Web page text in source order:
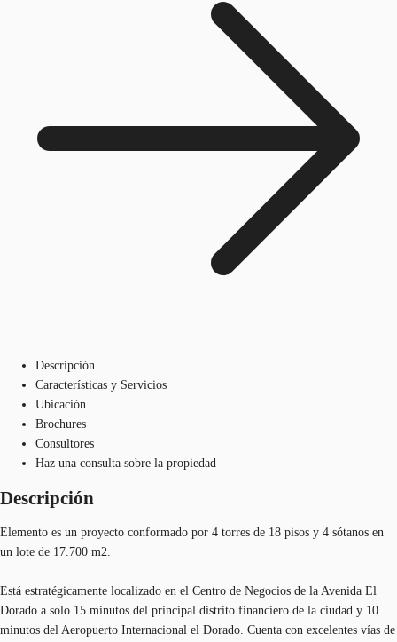
Descripción
Características y Servicios
Ubicación
Brochures
Consultores
Haz una consulta sobre la propiedad
Descripción
Elemento es un proyecto conformado por 4 torres de 18 pisos y 4 sótanos en
un lote de 17.700 m2.
Está estratégicamente localizado en el Centro de Negocios de la Avenida El
Dorado a solo 15 minutos del principal distrito financiero de la ciudad y 10
minutos del Aeropuerto Internacional el Dorado. Cuenta con excelentes vías de